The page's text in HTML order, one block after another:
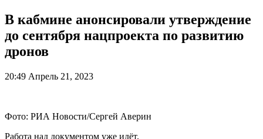
В кабмине анонсировали утверждение
до сентября нацпроекта по развитию
дронов
20:49 Апрель 21, 2023
Фото: РИА Новости/Сергей Аверин
Работа над документом уже идёт.